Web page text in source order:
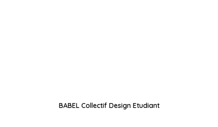
BABEL Collectif Design Etudiant